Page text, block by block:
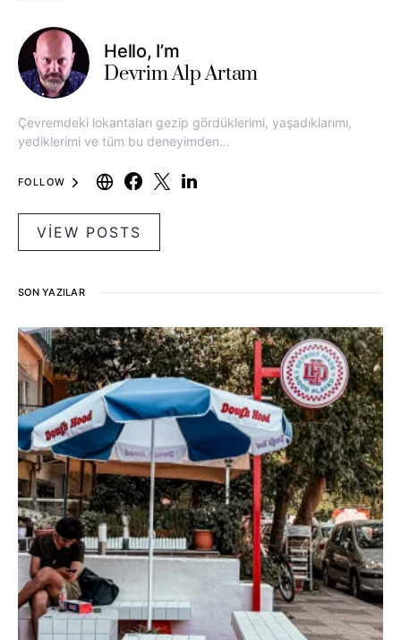
Hello, I’m
Devrim Alp Artam
Çevremdeki lokantaları gezip gördüklerimi, yaşadıklarımı,
yediklerimi ve tüm bu deneyimden…
FOLLOW
VIEW POSTS
SON YAZILAR